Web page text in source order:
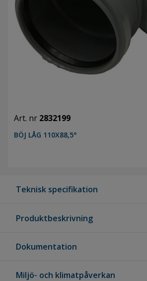
Art. nr 2832199
BÖJ LÅG 110X88,5°
Teknisk specifikation
Produktbeskrivning
Dokumentation
Miljö- och klimatpåverkan